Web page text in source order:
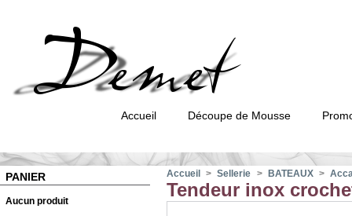
Accueil Découpe de Mousse
PANIER
Aucun produit
Accueil > Sellerie > BATEAUX >
Tendeur inox